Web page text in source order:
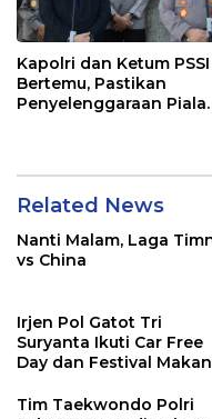
Kapolri dan Ketum PSSI
Bertemu, Pastikan
Penyelenggaraan Piala
Related News
Nanti Malam, Laga
vs China
Irjen Pol Gatot Tri
Suryanta Ikuti Car Free
Day dan Festival Makan
Tim Taekwondo Polri